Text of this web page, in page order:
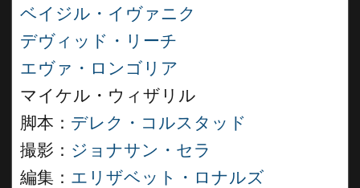
ベイジル・イヴァニク
デヴィッド・リーチ
エヴァ・ロンゴリア
マイケル・ウィザリル
脚本： デレク・コルスタッド
撮影： ジョナサン・セラ
編集： エリザベット・ロナルズ